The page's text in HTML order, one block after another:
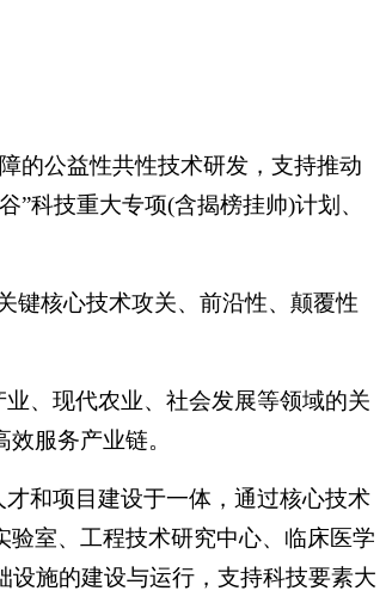
的公益性共性技术研发，支持推动
科技重大专项(含揭榜挂帅)计划、
键核心技术攻关、前沿性、颠覆性
、现代农业、社会发展等领域的关
服务产业链。
和项目建设于一体，通过核心技术
室、工程技术研究中心、临床医学
施的建设与运行，支持科技要素大